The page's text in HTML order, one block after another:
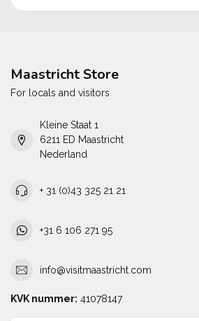
Maastricht Store
For locals and visitors
Kleine Staat 1
6211 ED Maastricht
Nederland
+ 31 (0)43 325 21 21
+31 6 106 271 95
info@visitmaastricht.com
KVK nummer: 41078147